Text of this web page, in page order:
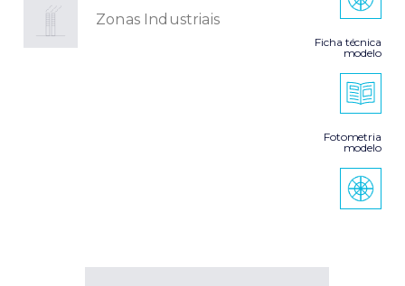
Zonas Industriais
Ficha técnica
modelo
Fotometria
modelo